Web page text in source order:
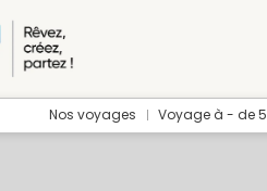
Nos voyages Voyage à - de